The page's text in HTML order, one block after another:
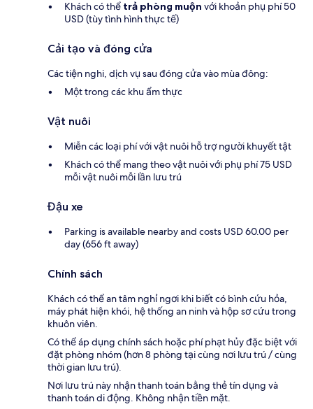
Khách có thể trả phòng muộn với khoản phụ phí 50
USD (tùy tình hình thực tế)
Cải tạo và đóng cửa
Các tiện nghi, dịch vụ sau đóng cửa vào mùa đông:
Một trong các khu ẩm thực
Vật nuôi
Miễn các loại phí với vật nuôi hỗ trợ người khuyết tật
Khách có thể mang theo vật nuôi với phụ phí 75 USD
mỗi vật nuôi mỗi lần lưu trú
Đậu xe
Parking is available nearby and costs USD 60.00 per
day (656 ft away)
Chính sách
Khách có thể an tâm nghỉ ngơi khi biết có bình cứu hỏa,
máy phát hiện khói, hệ thống an ninh và hộp sơ cứu trong
khuôn viên.
Có thể áp dụng chính sách hoặc phí phạt hủy đặc biệt với
đặt phòng nhóm (hơn 8 phòng tại cùng nơi lưu trú / cùng
thời gian lưu trú).
Nơi lưu trú này nhận thanh toán bằng thẻ tín dụng và
thanh toán di động. Không nhận tiền mặt.